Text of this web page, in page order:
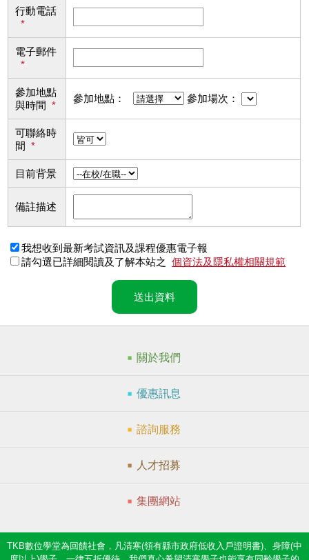
行動電話
*
電子郵件
*
參加地點
與時間 *
參加地點： 參加場次：
可聯絡時
間 *
目前背景
備註描述
我想收到最新考試資訊及課程優惠電子報
請勾選已詳細閱讀及了解本站之
個資法及隱私權相關規範
送出資料
關於我們
優惠訊息
諮詢服務
人才招募
集團網站
TKB數位學堂為回饋社會，凡清寒(領有縣市政府低收入戶證明書)、身障(中